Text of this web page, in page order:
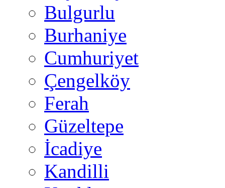
Bulgurlu
Burhaniye
Cumhuriyet
Çengelköy
Ferah
Güzeltepe
İcadiye
Kandilli